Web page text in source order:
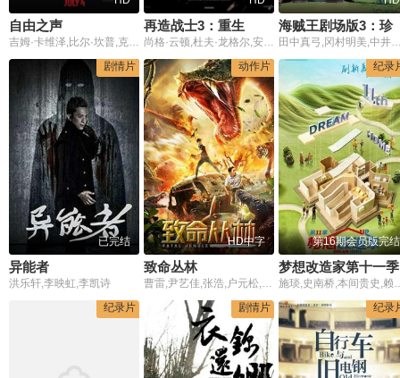
自由之声
吉姆·卡维泽,比尔·坎普,克里斯特尔·阿帕里西奥,哈维尔·戈迪诺,耶西卡·博罗托·佩里曼,曼尼·佩雷斯,埃杜瓦多·维拉斯蒂吉,古斯塔沃·桑切斯·帕拉,克里斯·阿韦迪西安,何塞·祖尼加,盖里·巴萨拉巴,赫拉多·塔拉塞纳,斯科特·黑兹,瓦莱莉·多明古兹,米拉·索维诺,柯特·富勒,杰罗尼莫·巴伦,阿里尔·茜耶拉,阿丽·兰德里,詹姆斯·夸特罗奇
再造战士3：重生
尚格·云顿,杜夫·龙格尔,安德烈·阿罗维斯基,克里·约翰逊,扎哈利·巴哈罗夫,阿基·阿维尼,凯瑞·莎勒,John Laskowski,克里斯·云顿,雪莉瓦洛德,约翰·芬,丹柯·约尔丹诺夫,史蒂芬·常,迪米特尔·多切诺夫,Mike Pyle,Garry Cooper,Emily Joyce
海贼王剧场
田中真弓,冈村明美,中井和哉,山口胜平,平田广明,大谷育江,折笠爱,江原
剧情片
已完结
异能者
洪乐轩,李映虹,李凯诗
动作片
HD中字
致命丛林
曹雷,尹艺佳,张浩,户元松,张雪艳,王嘉儒
纪录
第16期会员版完结
梦想改造家第十一季
施琰,史南桥,本间
纪录片
剧情片 纪录